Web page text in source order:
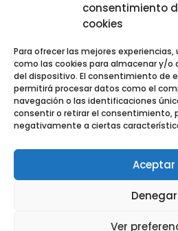
consentimiento
cookies
Para ofrecer las mejores
como las cookies para almacenar y/o
del dispositivo. El consentimiento de
permitirá procesar datos como el
navegación o las identificaciones
consentir o retirar el consentimiento,
negativamente a ciertas
Aceptar
Denegar
Ver
Banco de Fotografias ANIMALES